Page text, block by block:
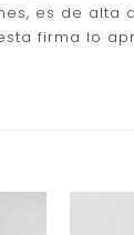
es de
firma lo